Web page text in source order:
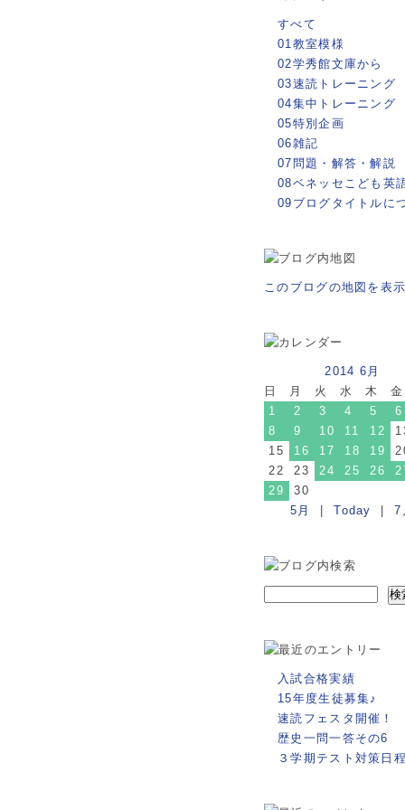
すべて
01教室模様
02学秀館文庫から
03速読トレーニング
04集中トレーニング
05特別企画
06雑記
07問題・解答・解説
08ベネッセこども英
09ブログタイトルに
このブログの地図を表
2014 6月
日
月 火 水 木 金
1
2 3 4 5 6
8
9 10 11 12
15
16 17 18 19
22
23 24 25 26
29
30
5月
|Today |7
入試合格実績
15年度生徒募集♪
速読フェスタ開催！
歴史一問一答その6
３学期テスト対策日程